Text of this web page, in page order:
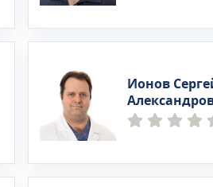
Ионов